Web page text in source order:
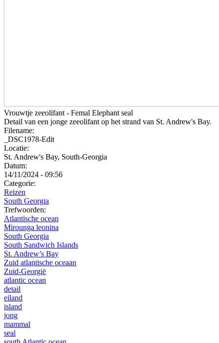
Vrouwtje zeeolifant - Femal Elephant seal
Detail van een jonge zeeolifant op het strand van St. Andrew's Bay.
Filename:
_DSC1978-Edit
Locatie:
St. Andrew's Bay, South-Georgia
Datum:
14/11/2024 - 09:56
Categorie:
Reizen
South Georgia
Trefwoorden:
Atlantische ocean
Mirounga leonina
South Georgia
South Sandwich Islands
St. Andrew’s Bay
Zuid atlantische oceaan
Zuid-Georgië
atlantic ocean
detail
eiland
island
jong
mammal
seal